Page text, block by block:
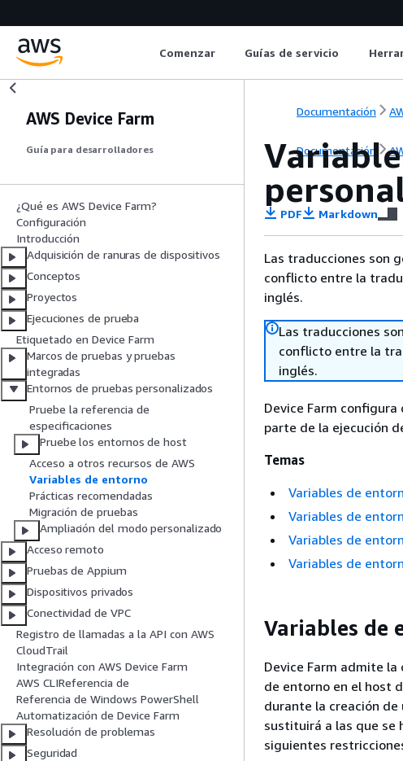
Comenzar Guías de servicio
AWS Device Farm
Guía para desarrolladores
¿Qué es AWS Device Farm?
Configuración
Introducción
Adquisición de ranuras de dispositivos
Conceptos
Proyectos
Ejecuciones de prueba
Etiquetado en Device Farm
Marcos de pruebas y pruebas
integradas
Entornos de pruebas personalizados
Pruebe la referencia de
especificaciones
Pruebe los entornos de host
Acceso a otros recursos de AWS
Variables de entorno
Prácticas recomendadas
Migración de pruebas
Ampliación del modo personalizado
Acceso remoto
Pruebas de Appium
Dispositivos privados
Conectividad de VPC
Registro de llamadas a la API con AWS
CloudTrail
Integración con AWS Device Farm
AWS CLIReferencia de
Referencia de Windows PowerShell
Automatización de Device Farm
Resolución de problemas
Seguridad
Documentación
Documentación
PDF Markdown
Las traducciones son
conflicto entre la
inglés.
Las traducciones
conflicto entre la
inglés.
Device Farm
parte de la ejecución
Temas
Variables de
Variables de
Variables de
Variables de
Variables de
Device Farm admite
de entorno en el host
durante la creación de
sustituirá a las que se
siguientes